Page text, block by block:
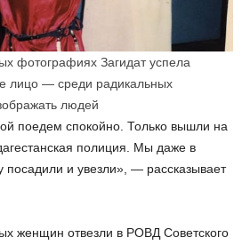
фотографиях Загидат успела
лицо — среди радикальных
людей
поедем спокойно. Только вышли на
полиция. Мы даже в
посадили и увезли», — рассказывает
женщин отвезли в РОВД Советского